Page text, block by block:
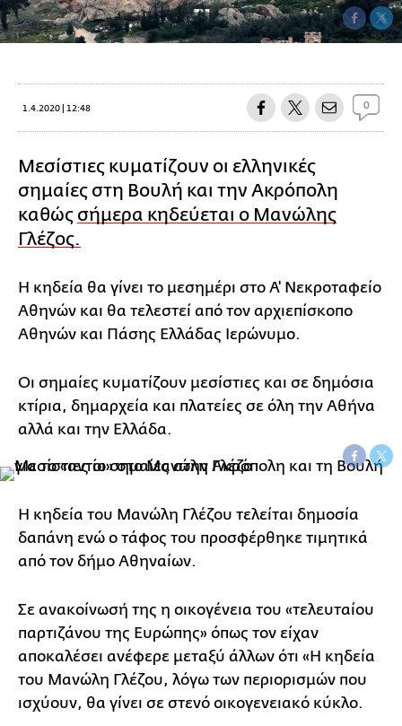
1.4.2020 | 12:48 0
Μεσίστιες κυματίζουν οι ελληνικές
σημαίες στη Βουλή και την Ακρόπολη
καθώς σήμερα κηδεύεται ο Μανώλης
Γλέζος.
Η κηδεία θα γίνει το μεσημέρι στο Α' Νεκροταφείο
Αθηνών και θα τελεστεί από τον αρχιεπίσκοπο
Αθηνών και Πάσης Ελλάδας Ιερώνυμο.
Οι σημαίες κυματίζουν μεσίστιες και σε δημόσια
κτίρια, δημαρχεία και πλατείες σε όλη την Αθήνα
αλλά και την Ελλάδα.
Η κηδεία του Μανώλη Γλέζου τελείται δημοσία
δαπάνη ενώ ο τάφος του προσφέρθηκε τιμητικά
από τον δήμο Αθηναίων.
Σε ανακοίνωσή της η οικογένεια του «τελευταίου
παρτιζάνου της Ευρώπης» όπως τον είχαν
αποκαλέσει ανέφερε μεταξύ άλλων ότι «Η κηδεία
του Μανώλη Γλέζου, λόγω των περιορισμών που
ισχύουν, θα γίνει σε στενό οικογενειακό κύκλο.